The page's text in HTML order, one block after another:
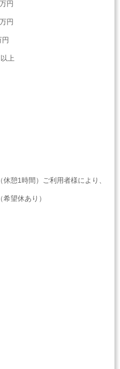
円
円
上
憩1時間）ご利用者様により、
望休あり）